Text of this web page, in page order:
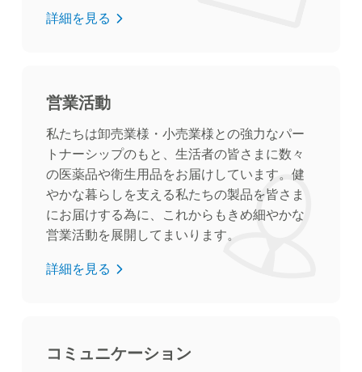
詳細を見る
営業活動
私たちは卸売業様・小売業様との強力なパー
トナーシップのもと、生活者の皆さまに数々
の医薬品や衛生用品をお届けしています。健
やかな暮らしを支える私たちの製品を皆さま
にお届けする為に、これからもきめ細やかな
営業活動を展開してまいります。
詳細を見る
コミュニケーション